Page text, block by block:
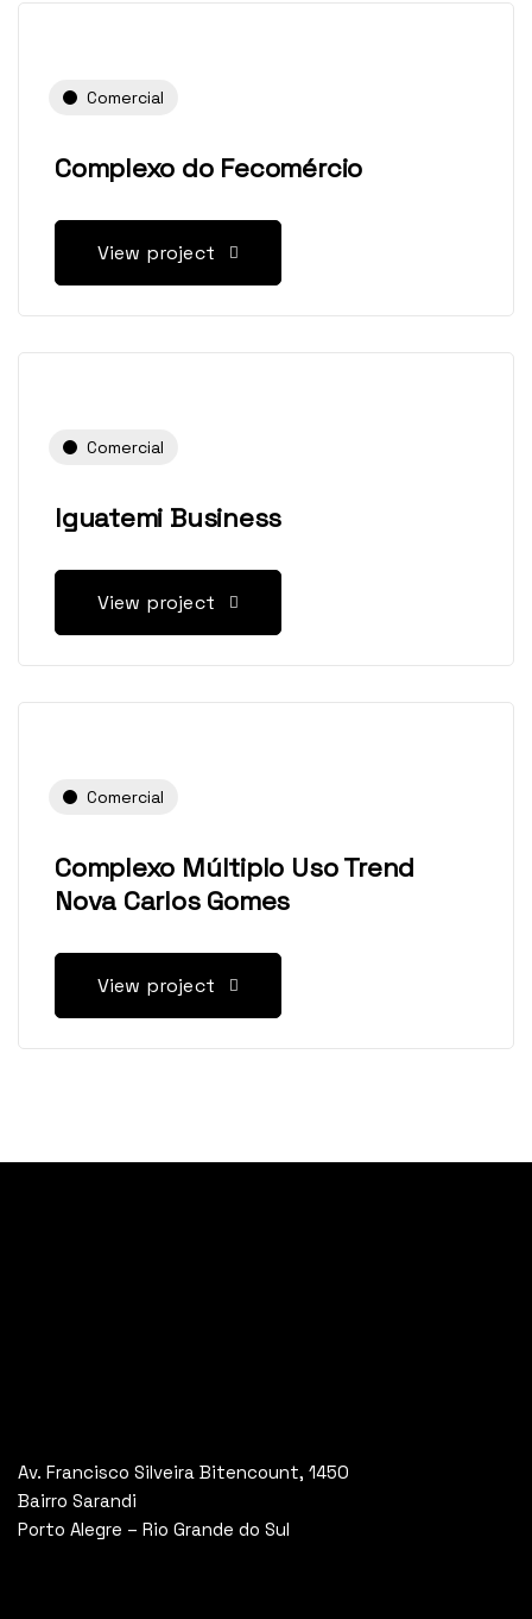
Comercial
Complexo do Fecomércio
View project
Comercial
Iguatemi Business
View project
Comercial
Complexo Múltiplo Uso Trend
Nova Carlos Gomes
View project
Av. Francisco Silveira Bitencount, 1450
Bairro Sarandi
Porto Alegre – Rio Grande do Sul